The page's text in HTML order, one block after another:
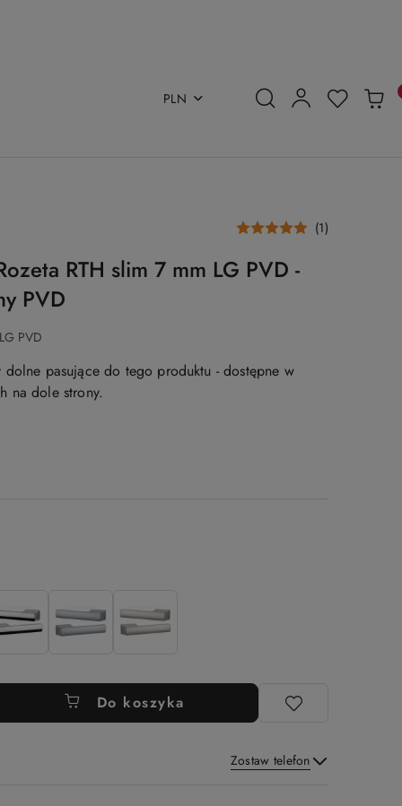
PLN
(1)
RTH slim 7 mm LG PVD -
PVD
PVD
dolne pasujące do tego produktu - dostępne w
na dole strony.
Do koszyka
Zostaw telefon